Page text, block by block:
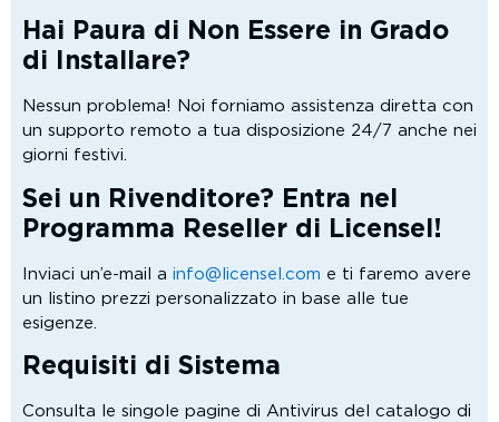
Hai Paura di Non Essere in Grado
di Installare?
Nessun problema! Noi forniamo assistenza diretta con
un supporto remoto a tua disposizione 24/7 anche nei
giorni festivi.
Sei un Rivenditore? Entra nel
Programma Reseller di Licensel!
Inviaci un’e-mail a info@licensel.com e ti faremo avere
un listino prezzi personalizzato in base alle tue
esigenze.
Requisiti di Sistema
Consulta le singole pagine di Antivirus del catalogo di